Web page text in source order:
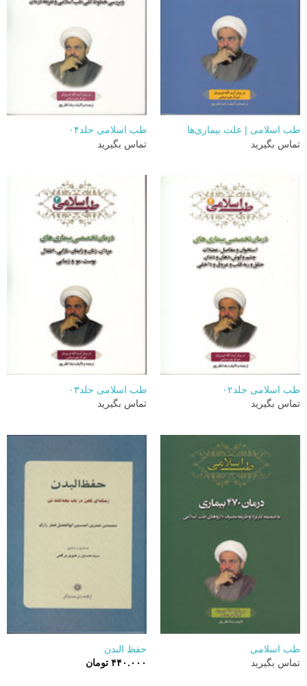
طب اسلامی | علت بیماری‌ها
تماس بگیرید
طب اسلامی جلد۰۴
تماس بگیرید
طب اسلامی جلد۰۲
تماس بگیرید
طب اسلامی جلد۰۳
تماس بگیرید
طب اسلامی
تماس بگیرید
حفظ البدن
۴۴۰.۰۰۰ تومان